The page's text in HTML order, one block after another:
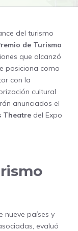
del turismo
de Turismo
que alcanzó
posiciona como
con la
cultural
anunciados el
Theatre del Expo
nueve países y
evaluó